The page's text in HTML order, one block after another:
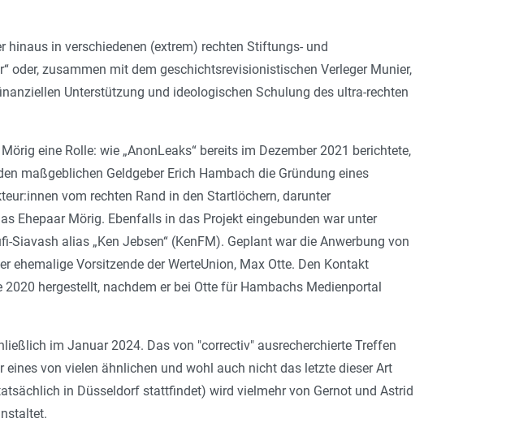
in verschiedenen (extrem) rechten Stiftungs- und
oder, zusammen mit dem geschichtsrevisionistischen Verleger Munier,
Unterstützung und ideologischen Schulung des ultra-rechten
eine Rolle: wie „AnonLeaks“ bereits im Dezember 2021 berichtete,
maßgeblichen Geldgeber Erich Hambach die Gründung eines
vom rechten Rand in den Startlöchern, darunter
Ehepaar Mörig. Ebenfalls in das Projekt eingebunden war unter
alias „Ken Jebsen“ (KenFM). Geplant war die Anwerbung von
ehemalige Vorsitzende der WerteUnion, Max Otte. Den Kontakt
hergestellt, nachdem er bei Otte für Hambachs Medienportal
im Januar 2024. Das von "correctiv" ausrecherchierte Treffen
von vielen ähnlichen und wohl auch nicht das letzte dieser Art
in Düsseldorf stattfindet) wird vielmehr von Gernot und Astrid